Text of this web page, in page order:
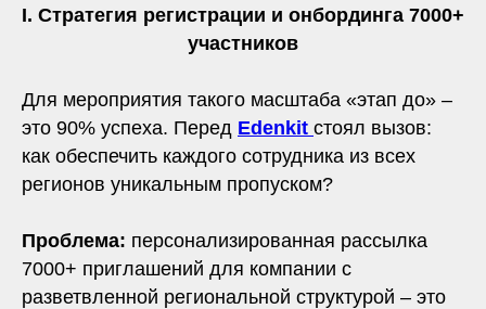
I. Стратегия регистрации и онбординга 7000+
участников
Для мероприятия такого масштаба «этап до» –
это 90% успеха. Перед Edenkit стоял вызов:
как обеспечить каждого сотрудника из всех
регионов уникальным пропуском?
Проблема: персонализированная рассылка
7000+ приглашений для компании с
разветвленной региональной структурой – это